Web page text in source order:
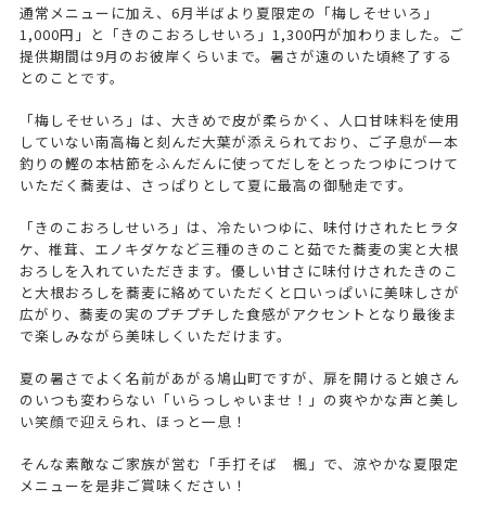
通常メニューに加え、6月半ばより夏限定の「梅しそせいろ」
1,000円」と「きのこおろしせいろ」1,300円が加わりました。ご
提供期間は9月のお彼岸くらいまで。暑さが遠のいた頃終了する
とのことです。
「梅しそせいろ」は、大きめで皮が柔らかく、人口甘味料を使用
していない南高梅と刻んだ大葉が添えられており、ご子息が一本
釣りの鰹の本枯節をふんだんに使ってだしをとったつゆにつけて
いただく蕎麦は、さっぱりとして夏に最高の御馳走です。
「きのこおろしせいろ」は、冷たいつゆに、味付けされたヒラタ
ケ、椎茸、エノキダケなど三種のきのこと茹でた蕎麦の実と大根
おろしを入れていただきます。優しい甘さに味付けされたきのこ
と大根おろしを蕎麦に絡めていただくと口いっぱいに美味しさが
広がり、蕎麦の実のプチプチした食感がアクセントとなり最後ま
で楽しみながら美味しくいただけます。
夏の暑さでよく名前があがる鳩山町ですが、扉を開けると娘さん
のいつも変わらない「いらっしゃいませ！」の爽やかな声と美し
い笑顔で迎えられ、ほっと一息！
そんな素敵なご家族が営む「手打そば 楓」で、涼やかな夏限定
メニューを是非ご賞味ください！